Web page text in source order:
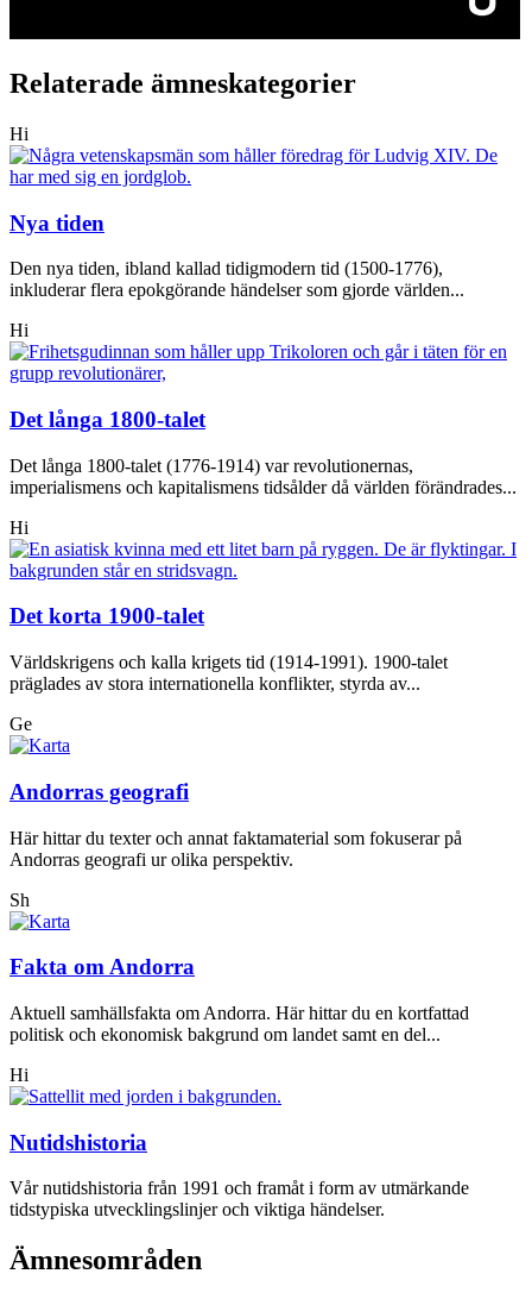
Relaterade ämneskategorier
Hi
Nya tiden
Den nya tiden, ibland kallad tidigmodern tid (1500-1776),
inkluderar flera epokgörande händelser som gjorde världen...
Hi
Det långa 1800-talet
Det långa 1800-talet (1776-1914) var revolutionernas,
imperialismens och kapitalismens tidsålder då världen förändrades...
Hi
Det korta 1900-talet
Världskrigens och kalla krigets tid (1914-1991). 1900-talet
präglades av stora internationella konflikter, styrda av...
Ge
Andorras geografi
Här hittar du texter och annat faktamaterial som fokuserar på
Andorras geografi ur olika perspektiv.
Sh
Fakta om Andorra
Aktuell samhällsfakta om Andorra. Här hittar du en kortfattad
politisk och ekonomisk bakgrund om landet samt en del...
Hi
Nutidshistoria
Vår nutidshistoria från 1991 och framåt i form av utmärkande
tidstypiska utvecklingslinjer och viktiga händelser.
Ämnesområden